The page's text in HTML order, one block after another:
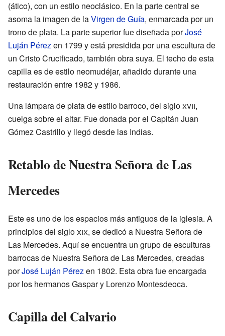
(ático), con un estilo neoclásico. En la parte central se
asoma la imagen de laVirgen de Guía, enmarcada por un
trono de plata. La parte superior fue diseñada porJosé
Luján Pérezen 1799 y está presidida por una escultura de
un Cristo Crucificado, también obra suya. El techo de esta
capilla es de estilo neomudéjar, añadido durante una
restauración entre 1982 y 1986.
Una lámpara de plata de estilo barroco, del sigloxvii,
cuelga sobre el altar. Fue donada por el Capitán Juan
Gómez Castrillo y llegó desde las Indias.
Retablo de Nuestra Señora de Las
Mercedes
Este es uno de los espacios más antiguos de la iglesia. A
principios del sigloxix, se dedicó a Nuestra Señora de
Las Mercedes. Aquí se encuentra un grupo de esculturas
barrocas de Nuestra Señora de Las Mercedes, creadas
porJosé Luján Pérezen 1802. Esta obra fue encargada
por los hermanos Gaspar y Lorenzo Montesdeoca.
Capilla del Calvario